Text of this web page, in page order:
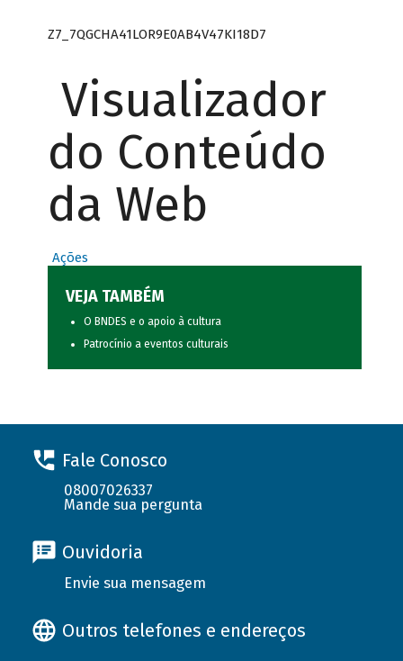
Z7_7QGCHA41LOR9E0AB4V47KI18D7
Visualizador
do Conteúdo
da Web
Ações
VEJA TAMBÉM
O BNDES e o apoio à cultura
Patrocínio a eventos culturais
Fale Conosco
08007026337
Mande sua pergunta
Ouvidoria
Envie sua mensagem
Outros telefones e endereços